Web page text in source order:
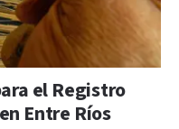
el Registro
Entre Ríos